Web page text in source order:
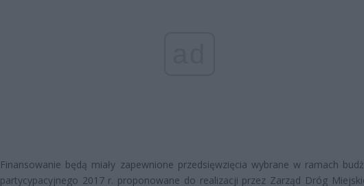
Finansowanie będą miały zapewnione przedsięwzięcia wybrane w ramach
partycypacyjnego 2017 r. proponowane do realizacji przez Zarząd Dróg